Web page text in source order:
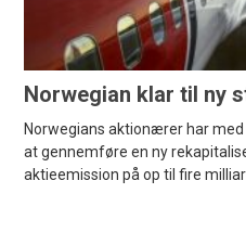
Norwegian klar til ny
Norwegians aktionærer har
at gennemføre en ny
aktieemission på op til fire